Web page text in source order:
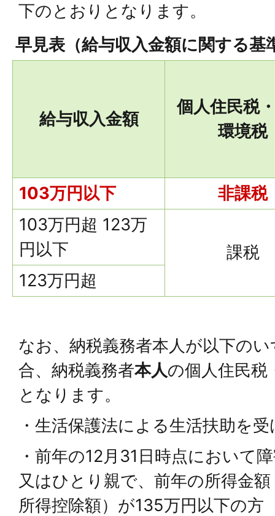
下のとおりとなります。
早見表（給与収入金額に関する基
給与収入金額
個人住民税
環境税
103万円以下
非課税
103万円超 123万
円以下
課税
123万円超
なお、納税義務者本人が以下の
合、納税義務者本人の個人住民税
となります。
・生活保護法による生活扶助を
・前年の12月31日時点において
又はひとり親で、前年の所得金
所得控除額）が135万円以下の方